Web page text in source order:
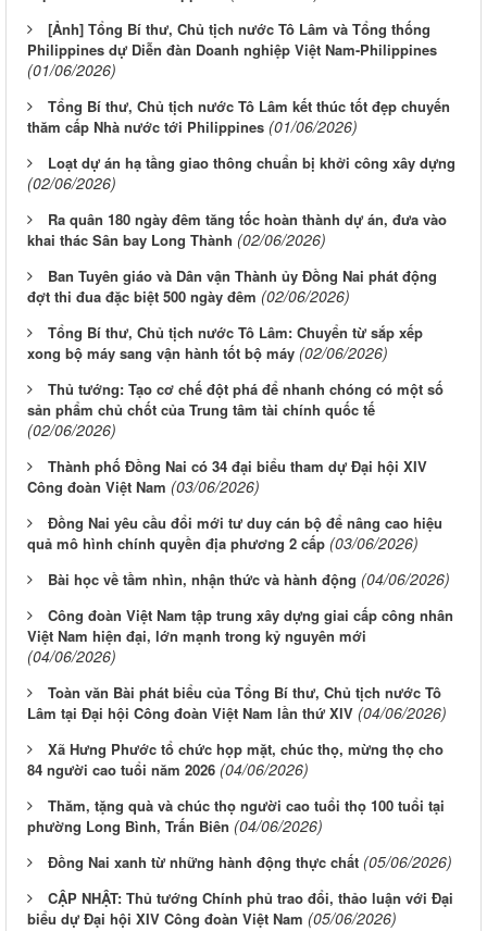
[Ảnh] Tổng Bí thư, Chủ tịch nước Tô Lâm và Tổng thống
Philippines dự Diễn đàn Doanh nghiệp Việt Nam-Philippines
(01/06/2026)
Tổng Bí thư, Chủ tịch nước Tô Lâm kết thúc tốt đẹp chuyến
thăm cấp Nhà nước tới Philippines (01/06/2026)
Loạt dự án hạ tầng giao thông chuẩn bị khởi công xây dựng
(02/06/2026)
Ra quân 180 ngày đêm tăng tốc hoàn thành dự án, đưa vào
khai thác Sân bay Long Thành (02/06/2026)
Ban Tuyên giáo và Dân vận Thành ủy Đồng Nai phát động
đợt thi đua đặc biệt 500 ngày đêm (02/06/2026)
Tổng Bí thư, Chủ tịch nước Tô Lâm: Chuyển từ sắp xếp
xong bộ máy sang vận hành tốt bộ máy (02/06/2026)
Thủ tướng: Tạo cơ chế đột phá để nhanh chóng có một số
sản phẩm chủ chốt của Trung tâm tài chính quốc tế
(02/06/2026)
Thành phố Đồng Nai có 34 đại biểu tham dự Đại hội XIV
Công đoàn Việt Nam (03/06/2026)
Đồng Nai yêu cầu đổi mới tư duy cán bộ để nâng cao hiệu
quả mô hình chính quyền địa phương 2 cấp (03/06/2026)
Bài học về tầm nhìn, nhận thức và hành động (04/06/2026)
Công đoàn Việt Nam tập trung xây dựng giai cấp công nhân
Việt Nam hiện đại, lớn mạnh trong kỷ nguyên mới
(04/06/2026)
Toàn văn Bài phát biểu của Tổng Bí thư, Chủ tịch nước Tô
Lâm tại Đại hội Công đoàn Việt Nam lần thứ XIV (04/06/2026)
Xã Hưng Phước tổ chức họp mặt, chúc thọ, mừng thọ cho
84 người cao tuổi năm 2026 (04/06/2026)
Thăm, tặng quà và chúc thọ người cao tuổi thọ 100 tuổi tại
phường Long Bình, Trấn Biên (04/06/2026)
Đồng Nai xanh từ những hành động thực chất (05/06/2026)
CẬP NHẬT: Thủ tướng Chính phủ trao đổi, thảo luận với Đại
biểu dự Đại hội XIV Công đoàn Việt Nam (05/06/2026)